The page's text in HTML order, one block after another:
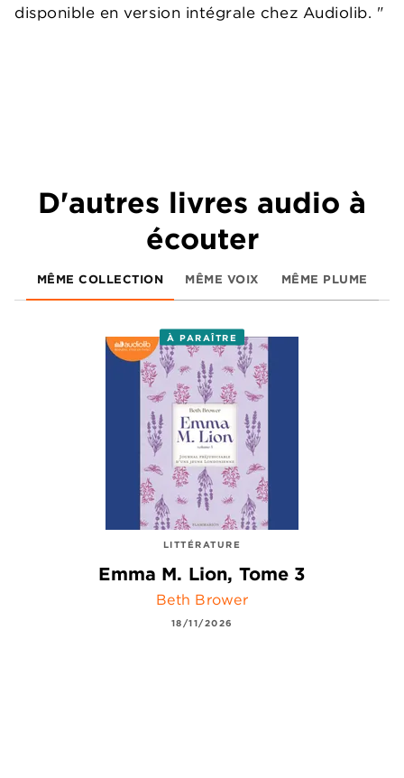
disponible en version intégrale chez Audiolib. "
D'autres livres audio à
écouter
MÊME COLLECTION MÊME VOIX MÊME PLUME
À PARAÎTRE
LITTÉRATURE
Emma M. Lion, Tome 3
Beth Brower
18/11/2026